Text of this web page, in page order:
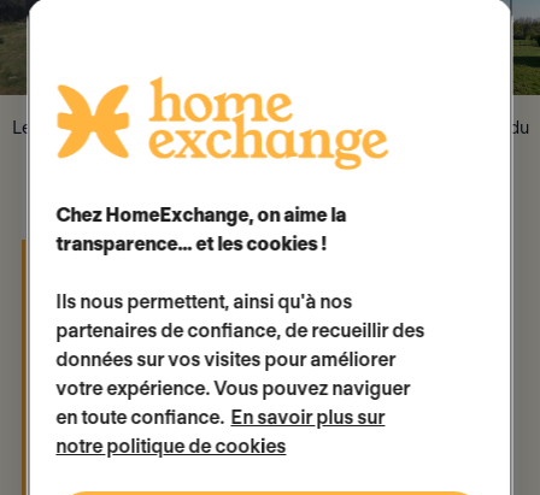
Le beau jardin d'Emmanuelle, dans le Parc Naturel régional du
Perche
"Nous habitons le Perche, très beau parc
naturel boisé en Normandie. Nous
adorons notre région qui offre de belles
balades à pied en forêt, un patrimoine
historique riche en manoirs et belles
demeures et une gastronomie
Chez HomeExchange, on aime la
transparence… et les cookies !
Ils nous permettent, ainsi qu'à nos
partenaires de confiance, de recueillir des
données sur vos visites pour améliorer
votre expérience. Vous pouvez naviguer
en toute confiance. En savoir plus sur
notre politique de cookies